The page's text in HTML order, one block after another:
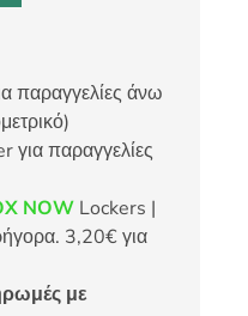
παραγγελίες άνω
παραγγελίες
NOW Lockers |
3,20€ για
με